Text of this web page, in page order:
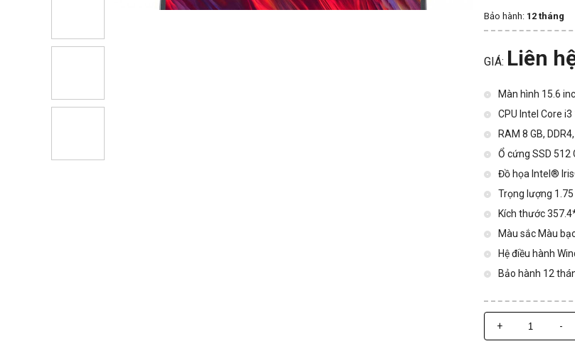
Bảo hành: 12 tháng
GIÁ: Liên
Màn hình 15.6
CPU Intel Core i3
RAM 8 GB,
Ổ cứng SSD 512
Đồ họa Intel®
Trọng lượng 1.75
Kích thước
Màu sắc Màu
Hệ điều hành
Bảo hành 12
+ -